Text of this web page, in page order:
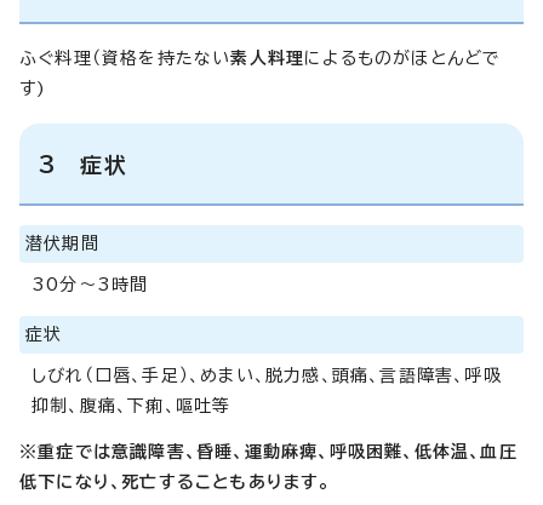
ふぐ料理（資格を持たない素人料理によるものがほとんどで
す)
3 症状
潜伏期間
30分～3時間
症状
しびれ（口唇、手足）、めまい、脱力感、頭痛、言語障害、呼吸
抑制、腹痛、下痢、嘔吐等
※重症では意識障害、昏睡、運動麻痺、呼吸困難、低体温、血圧
低下になり、死亡することもあります。